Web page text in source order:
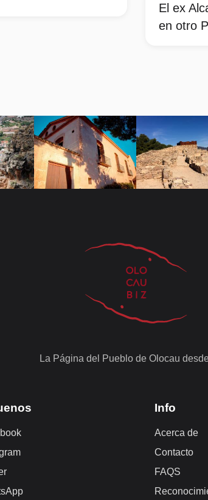
El ex
en otro
La Página del Pueblo de Olocau
Info
Acerca de
Contacto
FAQS